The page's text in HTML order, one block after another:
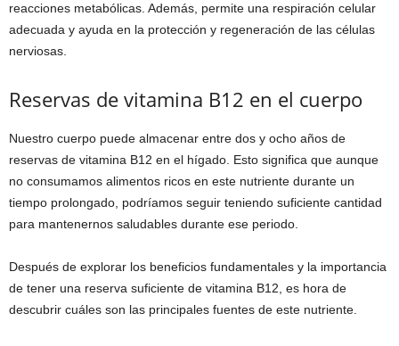
reacciones metabólicas. Además, permite una respiración celular
adecuada y ayuda en la protección y regeneración de las células
nerviosas.
Reservas de vitamina B12 en el cuerpo
Nuestro cuerpo puede almacenar entre dos y ocho años de
reservas de vitamina B12 en el hígado. Esto significa que aunque
no consumamos alimentos ricos en este nutriente durante un
tiempo prolongado, podríamos seguir teniendo suficiente cantidad
para mantenernos saludables durante ese periodo.
Después de explorar los beneficios fundamentales y la importancia
de tener una reserva suficiente de vitamina B12, es hora de
descubrir cuáles son las principales fuentes de este nutriente.